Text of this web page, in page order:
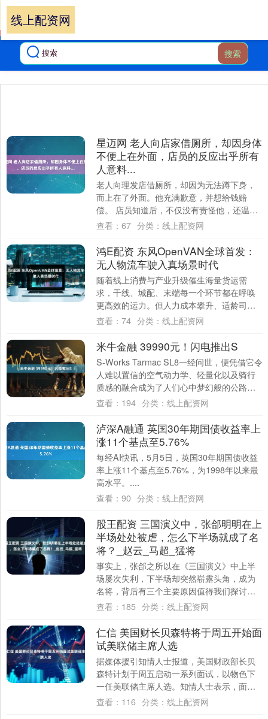
搜索
线上配资网
星迈网 老人向店家借厕所，却因身体
不便上在外面，店员的反应出乎所有
人意料...
老人向理发店借厕所，却因为无法蹲下身，
而上在了外面。他充满歉意，并想给钱赔
偿。 店员知道后，不仅没有责怪他，还温柔
地安慰他，默默打扫善后。 网友：希望每个
查看： 67 分类： 线上配资网
鸿E配资 东风OpenVAN全球首发：
无人物流车驶入真场景时代
随着线上消费与产业升级催生海量货运需
求，干线、城配、末端每一个环节都在呼唤
更高效的运力。但人力成本攀升、适龄司机
短缺、运营效率逼近天花板、复杂场景下的
查看： 74 分类： 线上配资网
米牛金融 39990元！闪电推出S
S-Works Tarmac SL8一经问世，便凭借它令
人难以置信的空气动力学、轻量化以及骑行
质感的融合成为了人们心中梦幻般的公路
车。它赢得了五大古典赛、世锦赛....
查看： 194 分类： 线上配资网
泸深A融通 英国30年期国债收益率上
涨11个基点至5.76%
每经AI快讯，5月5日，英国30年期国债收益
率上涨11个基点至5.76%，为1998年以来最
高水平。....
查看： 90 分类： 线上配资网
股王配资 三国演义中，张郃明明在上
半场处处被虐，怎么下半场就成了名
将？_赵云_马超_猛将
事实上，张郃之所以在《三国演义》中上半
场屡次失利，下半场却突然崭露头角，成为
名将，背后有三个主要原因值得我们探讨。
张郃，这位在三国时期颇具争议的名将，常
查看： 185 分类： 线上配资网
仁信 美国财长贝森特将于周五开始面
试美联储主席人选
据媒体援引知情人士报道，美国财政部长贝
森特计划于周五启动一系列面试，以物色下
一任美联储主席人选。知情人士表示，面试
过程将于下周继续进行，贝森特将通过面对
查看： 116 分类： 线上配资网